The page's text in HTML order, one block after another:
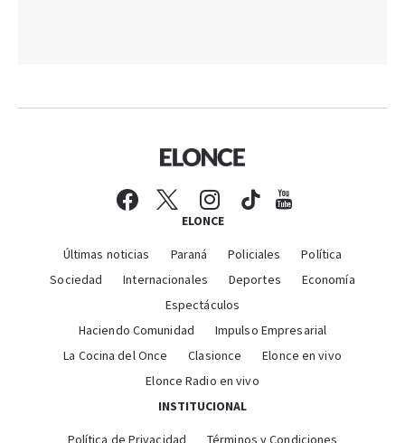
ELONCE
Últimas noticias Paraná Policiales
Política
Sociedad
Internacionales Deportes
Economía
Espectáculos
Haciendo Comunidad
Impulso Empresarial
La Cocina del Once
Clasionce
Elonce en vivo
Elonce Radio en vivo
INSTITUCIONAL